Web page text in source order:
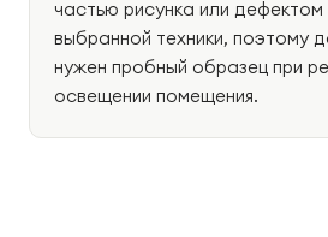
частью рисунка или дефектом
выбранной техники, поэтому
нужен пробный образец при
освещении помещения.